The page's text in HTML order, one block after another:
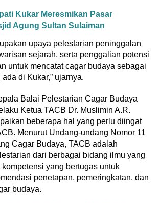
Kukar Meresmikan Pasar
Agung Sultan Sulaiman
upaya pelestarian peninggalan
sejarah, serta penggalian potensi
untuk mencatat cagar budaya sebagai
di Kukar,” ujarnya.
Balai Pelestarian Cagar Budaya
Ketua TACB Dr. Muslimin A.R.
beberapa hal yang perlu diingat
Menurut Undang-undang Nomor 11
Cagar Budaya, TACB adalah
dari berbagai bidang ilmu yang
yang bertugas untuk
penetapan, pemeringkatan, dan
budaya.